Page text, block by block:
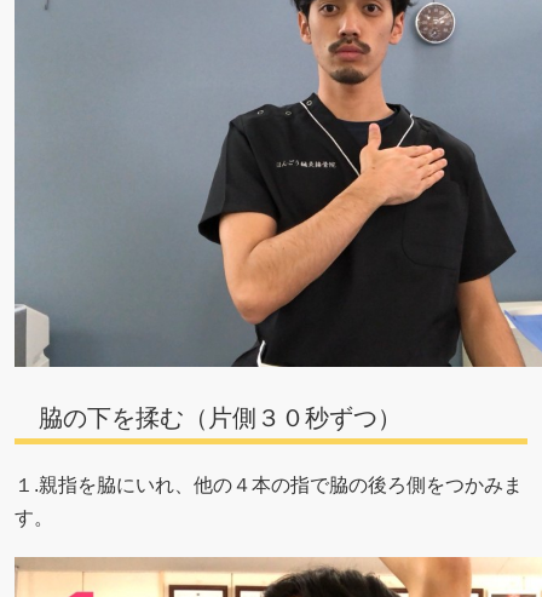
脇の下を揉む（片側３０秒ずつ）
１.親指を脇にいれ、他の４本の指で脇の後ろ側をつかみま
す。